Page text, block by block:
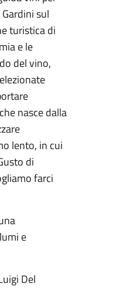
sul
turistica di
e le
del vino,
nasce dalla
lento, in cui
di
farci
e
Del